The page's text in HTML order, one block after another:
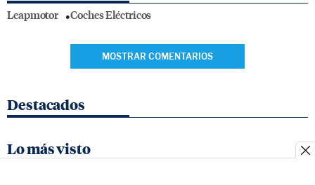
Leapmotor Coches Eléctricos
MOSTRAR COMENTARIOS
Destacados
Lo más visto